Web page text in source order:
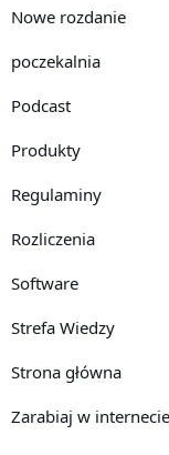
Nowe rozdanie
poczekalnia
Podcast
Produkty
Regulaminy
Rozliczenia
Software
Strefa Wiedzy
Strona główna
Zarabiaj w internecie